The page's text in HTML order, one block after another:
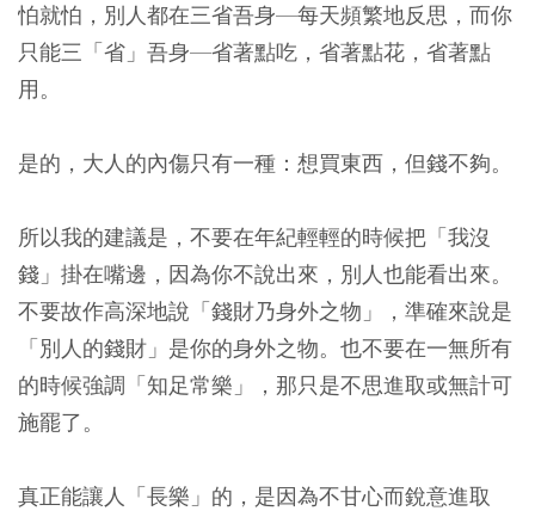
怕就怕，別人都在三省吾身—每天頻繁地反思，而你
只能三「省」吾身—省著點吃，省著點花，省著點
用。
是的，大人的內傷只有一種：想買東西，但錢不夠。
所以我的建議是，不要在年紀輕輕的時候把「我沒
錢」掛在嘴邊，因為你不說出來，別人也能看出來。
不要故作高深地說「錢財乃身外之物」，準確來說是
「別人的錢財」是你的身外之物。也不要在一無所有
的時候強調「知足常樂」，那只是不思進取或無計可
施罷了。
真正能讓人「長樂」的，是因為不甘心而銳意進取